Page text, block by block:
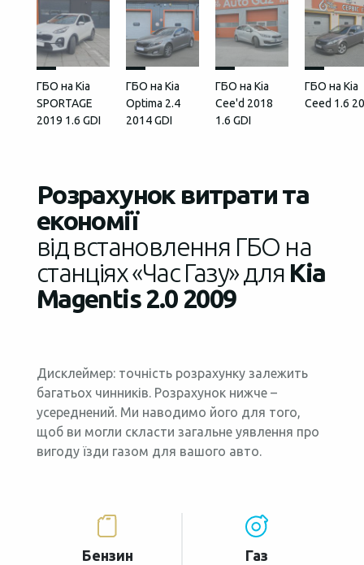
ГБО на Kia
SPORTAGE
2019 1.6 GDI
ГБО на Kia
Optima 2.4
2014 GDI
ГБО на Kia
Cee'd 2018
1.6 GDI
ГБО на Kia
Ceed 1.6
Розрахунок витрати та
економії
від встановлення ГБО на
станціях «Час Газу» для Kia
Magentis 2.0 2009
Дисклеймер: точність розрахунку залежить
багатьох чинників. Розрахунок нижче –
усереднений. Ми наводимо його для того,
щоб ви могли скласти загальне уявлення про
вигоду їзди газом для вашого авто.
Бензин Газ